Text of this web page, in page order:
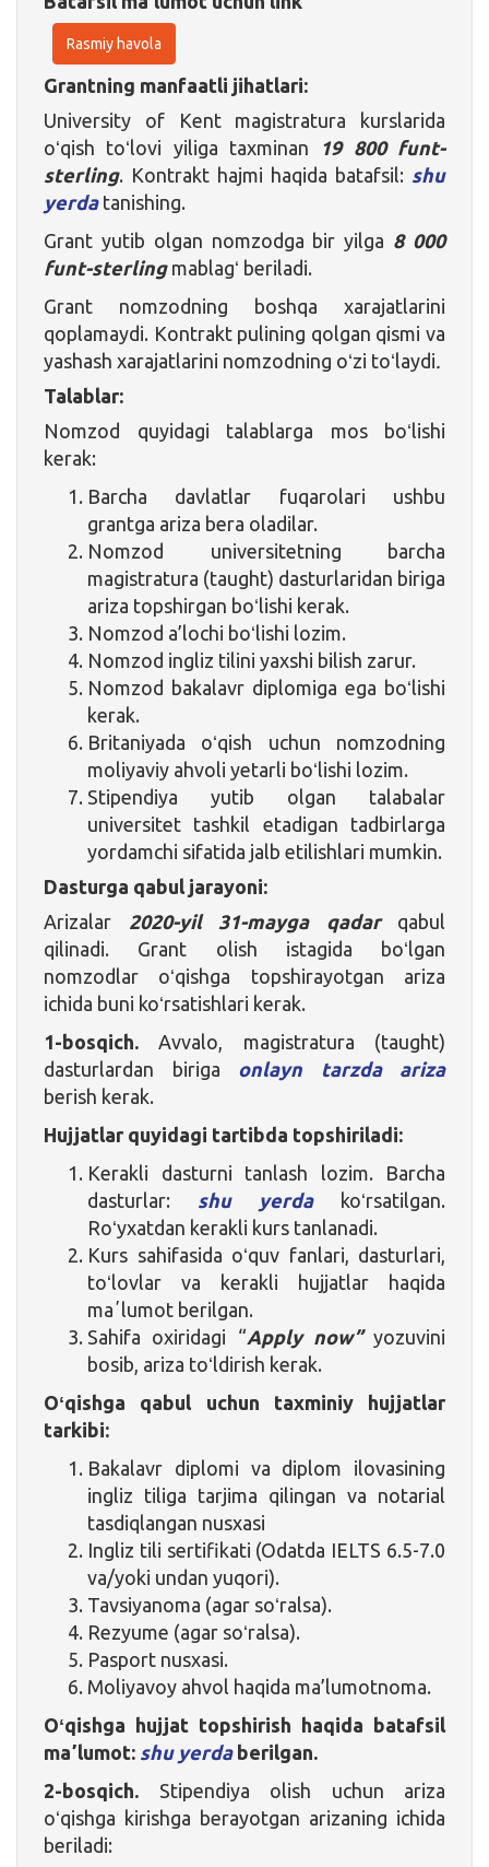
Rasmiy havola
Grantning manfaatli jihatlari:
University of Kent magistratura kurslarida
oʻqish toʻlovi yiliga taxminan
19 800 funt-
sterling. Kontrakt hajmi haqida batafsil: shu
yerdatanishing.
Grant yutib olgan nomzodga bir yilga 8 000
funt-sterlingmablagʻ beriladi.
Grant nomzodning boshqa xarajatlarini
qoplamaydi. Kontrakt pulining qolgan qismi va
yashash xarajatlarini nomzodning oʻzi toʻlaydi
Talablar:
Nomzod quyidagi talablarga mos boʻlishi
kerak:
Barcha davlatlar fuqarolari ushbu
grantga ariza bera oladilar.
Nomzod universitetning barcha
magistratura (taught) dasturlaridan biriga
ariza topshirgan boʻlishi kerak.
Nomzod a’lochi boʻlishi lozim.
Nomzod ingliz tilini yaxshi bilish zarur.
Nomzod bakalavr diplomiga ega boʻlishi
kerak.
Britaniyada oʻqish uchun nomzodning
moliyaviy ahvoli yetarli boʻlishi lozim.
Stipendiya yutib olgan talabalar
universitet tashkil etadigan tadbirlarga
yordamchi sifatida jalb etilishlari mumkin.
Dasturga qabul jarayoni:
Arizalar 2020-yil 31-mayga qadar qabul
qilinadi. Grant olish istagida boʻlgan
nomzodlar oʻqishga topshirayotgan ariza
ichida buni koʻrsatishlari kerak.
1-bosqich. Avvalo, magistratura (taught)
dasturlardan biriga onlayn tarzda ariza
berish kerak.
Hujjatlar quyidagi tartibda topshiriladi:
Kerakli dasturni tanlash lozim. Barcha
dasturlar: shu yerdakoʻrsatilgan.
Roʻyxatdan kerakli kurs tanlanadi.
Kurs sahifasida oʻquv fanlari, dasturlari,
toʻlovlar va kerakli hujjatlar haqida
maʼlumot berilgan.
Sahifa oxiridagi “Apply now”yozuvini
bosib, ariza toʻldirish kerak.
Oʻqishga qabul uchun taxminiy hujjatlar
tarkibi:
Bakalavr diplomi va diplom ilovasining
ingliz tiliga tarjima qilingan va notarial
tasdiqlangan nusxasi
Ingliz tili sertifikati (Odatda IELTS 6.5-7.0
va/yoki undan yuqori).
Tavsiyanoma (agar soʻralsa).
Rezyume (agar soʻralsa).
Pasport nusxasi.
Moliyavoy ahvol haqida ma’lumotnoma.
Oʻqishga hujjat topshirish haqida batafsil
maʼlumot: shu yerdaberilgan.
2-bosqich. Stipendiya olish uchun ariza
oʻqishga kirishga berayotgan arizaning ichida
beriladi: